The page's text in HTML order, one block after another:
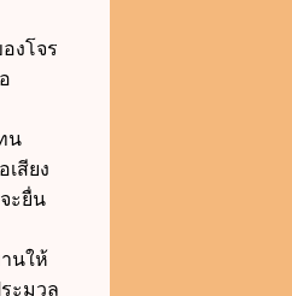
งโจร
น
เสียง
ะยื่น
นให้
ะมวล